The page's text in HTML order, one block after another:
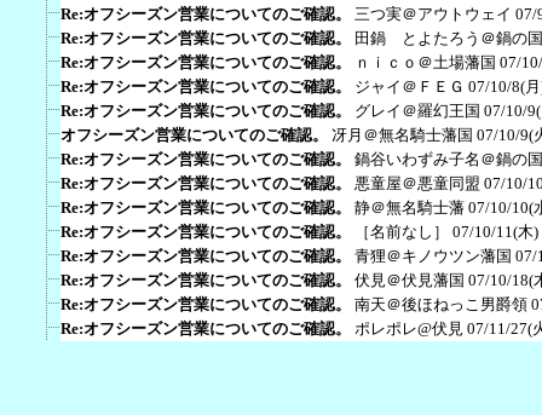
Re:オフシーズン営業についてのご確認。
三つ実＠アウトウェイ 07/
Re:オフシーズン営業についてのご確認。
田鍋 とよたろう＠鍋の国
Re:オフシーズン営業についてのご確認。
ｎｉｃｏ＠土場藩国 07/
Re:オフシーズン営業についてのご確認。
ジャイ＠ＦＥＧ 07/10/8(
Re:オフシーズン営業についてのご確認。
グレイ＠羅幻王国 07/10/
オフシーズン営業についてのご確認。
冴月＠無名騎士藩国 07/10/9(
Re:オフシーズン営業についてのご確認。
鍋谷いわずみ子名＠鍋の国
Re:オフシーズン営業についてのご確認。
悪童屋＠悪童同盟 07/10/
Re:オフシーズン営業についてのご確認。
静＠無名騎士藩 07/10/10(
Re:オフシーズン営業についてのご確認。
［名前なし］
07/10/11(木)
Re:オフシーズン営業についてのご確認。
青狸＠キノウツン藩国 07/
Re:オフシーズン営業についてのご確認。
伏見＠伏見藩国 07/10/18(
Re:オフシーズン営業についてのご確認。
南天＠後ほねっこ男爵領
Re:オフシーズン営業についてのご確認。
ポレポレ@伏見 07/11/27(